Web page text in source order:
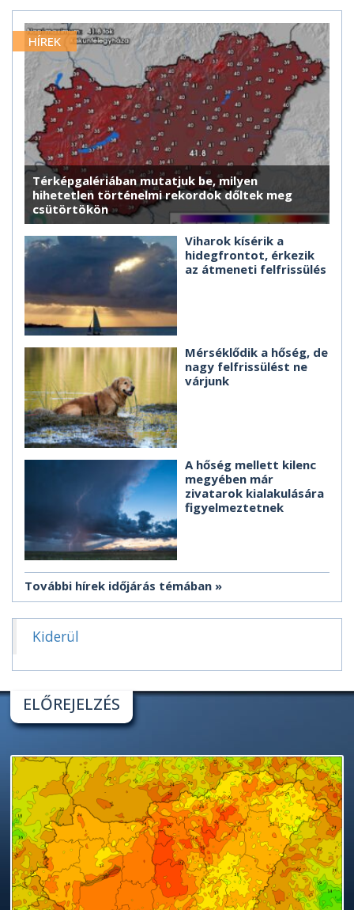
HÍREK
Térképgalériában mutatjuk be, milyen
hihetetlen történelmi rekordok dőltek meg
csütörtökön
Viharok kísérik a
hidegfrontot, érkezik
az átmeneti felfrissülés
Mérséklődik a hőség, de
nagy felfrissülést ne
várjunk
A hőség mellett kilenc
megyében már
zivatarok kialakulására
figyelmeztetnek
További hírek időjárás témában
Kiderül
ELŐREJELZÉS